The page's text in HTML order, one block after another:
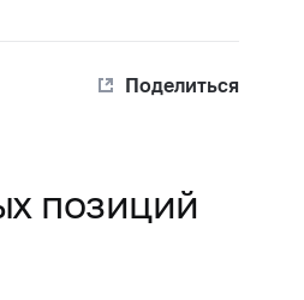
Поделиться
позиций